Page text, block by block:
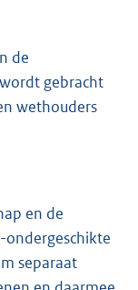
de
gebracht
wethouders
en de
ondergeschikte
separaat